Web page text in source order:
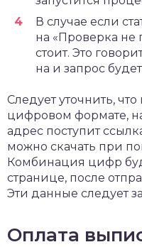
В случае если
на «Проверка не
стоит. Это
на и запрос
Следует уточнить,
цифровом формате,
адрес поступит
можно скачать при
Комбинация цифр
странице, после
Эти данные следует
Оплата